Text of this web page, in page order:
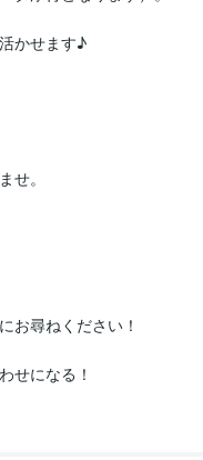
せ。
お尋ねください！
せになる！